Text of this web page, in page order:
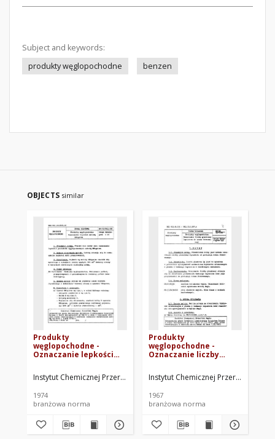
Subject and keywords:
produkty węglopochodne
benzen
OBJECTS similar
Produkty
węglopochodne -
Oznaczanie lepkości
73/0511-24
Instytut Chemicznej Przeróbki Węgla. Oprac.
1974
branżowa norma
Produkty
węglopochodne -
Oznaczanie liczby
koksu formowanego
BN-66/0511-08
Instytut Chemicznej Przeróbki
1967
branżowa norma